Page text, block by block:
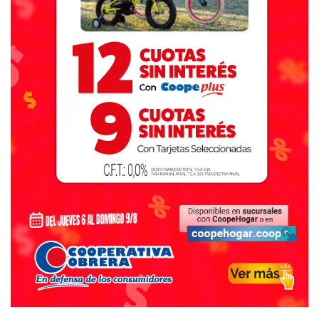
2- “El presidente de mesa, de manera inmediata, deberá
transcribir los resultados del Acta de Escrutinio al
telegrama y lo firmará junto con el vicepresidente (vocal
auxiliar) y los fiscales presentes. El presidente de mesa
deberá entregar con la mayor inmediatez posible el
telegrama al agente de Correo Oficial al que se haya
encomendado su recolección”.
“Se procurará especialmente que no existan demoras en la
confección y entrega de los telegramas por parte de los
presidentes de mesa. El presidente de mesa permanecerá
en la mesa de votación en custodia de la documentación,
urna y materiales”.
3- “El presidente de mesa, posteriormente, deberá
confeccionar el Certificado que se introducirá en la urna